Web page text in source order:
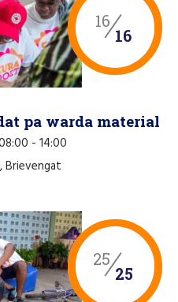
16
16
pa warda material
- 14:00
25
25